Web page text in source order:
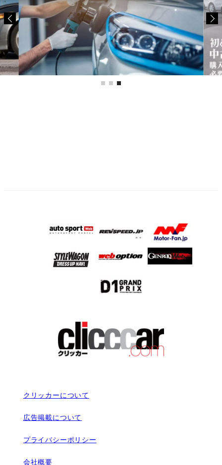
クリッカーについて
広告掲載について
プライバシーポリシー
会社概要